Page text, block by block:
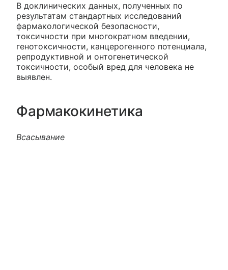
В доклинических данных, полученных по
результатам стандартных исследований
фармакологической безопасности,
токсичности при многократном введении,
генотоксичности, канцерогенного потенциала,
репродуктивной и онтогенетической
токсичности, особый вред для человека не
выявлен.
Фармакокинетика
Всасывание